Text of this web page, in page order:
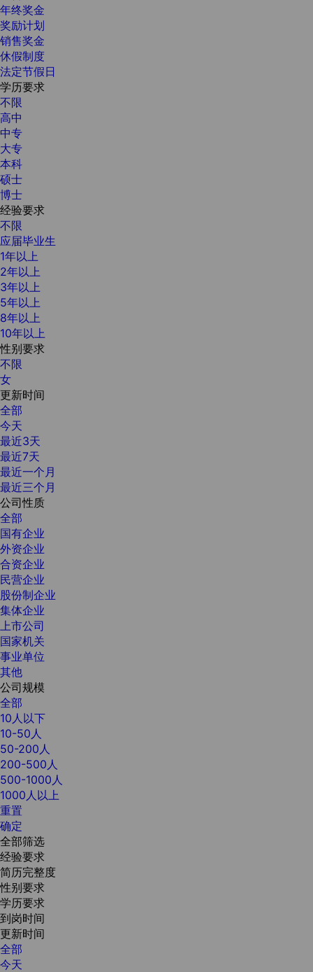
年终奖金
奖励计划
销售奖金
休假制度
法定节假日
学历要求
不限
高中
中专
大专
本科
硕士
博士
经验要求
不限
应届毕业生
1年以上
2年以上
3年以上
5年以上
8年以上
10年以上
性别要求
不限
女
更新时间
全部
今天
最近3天
最近7天
最近一个月
最近三个月
公司性质
全部
国有企业
外资企业
合资企业
民营企业
股份制企业
集体企业
上市公司
国家机关
事业单位
其他
公司规模
全部
10人以下
10-50人
50-200人
200-500人
500-1000人
1000人以上
重置
确定
全部筛选
经验要求
简历完整度
性别要求
学历要求
到岗时间
更新时间
全部
今天